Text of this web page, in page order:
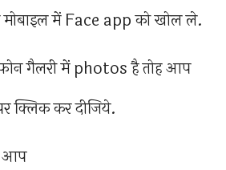
में Face app को खोल ले.
गैलरी में photos है तोह आप
क्लिक कर दीजिये.
आप